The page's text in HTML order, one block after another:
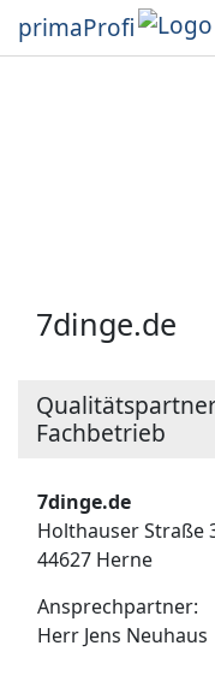
primaProfi
7dinge.de
Fachbetrieb
7dinge.de
Holthauser Straße
44627 Herne
Ansprechpartner:
Herr Jens Neuhaus